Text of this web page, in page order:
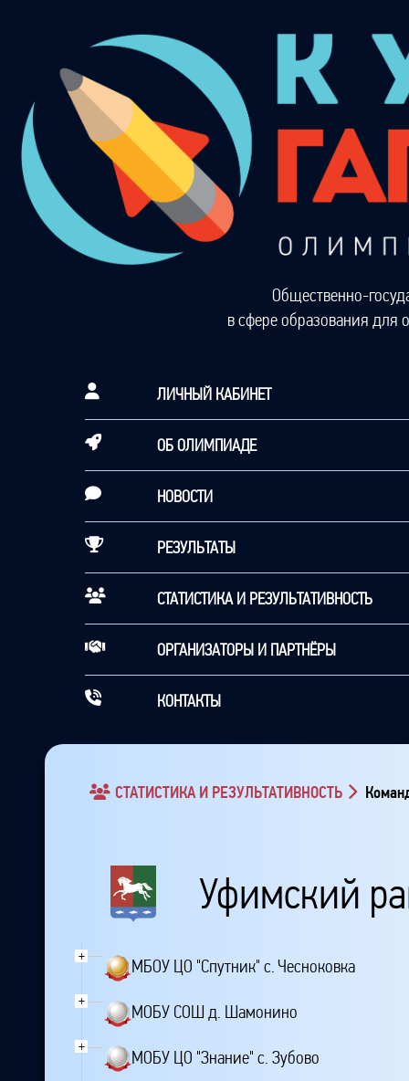
Общественно-
в сфере образования для
ЛИЧНЫЙ КАБИНЕТ
ОБ ОЛИМПИАДЕ
НОВОСТИ
РЕЗУЛЬТАТЫ
СТАТИСТИКА И РЕЗУЛЬТАТИВНОСТЬ
ОРГАНИЗАТОРЫ И ПАРТНЁРЫ
КОНТАКТЫ
СТАТИСТИКА И РЕЗУЛЬТАТИВНОСТЬ
Уфимский
+
МБОУ ЦО "Спутник" с. Чесноковка
+
МОБУ СОШ д. Шамонино
+
МОБУ ЦО "Знание" с. Зубово